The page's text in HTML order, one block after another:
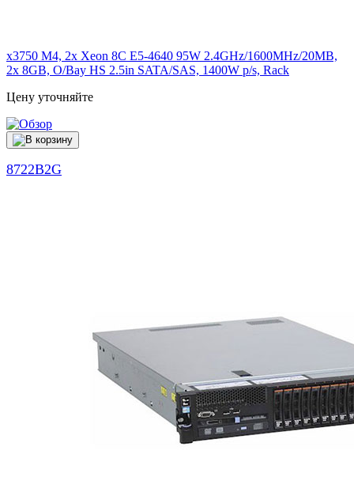
x3750 M4, 2x Xeon 8C E5-4640 95W 2.4GHz/1600MHz/20MB,
2x 8GB, O/Bay HS 2.5in SATA/SAS, 1400W p/s, Rack
Цену уточняйте
8722B2G